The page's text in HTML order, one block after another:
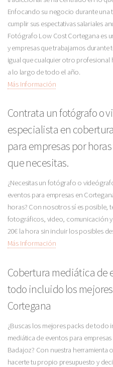
Enfocando su negocio durante
cumplir sus espectativas salariales
Fotógrafo Low Cost Cortegana es
y empresas que trabajamos
igual que cualquier otro
a lo largo de todo el año.
Más Información
Contrata un fotógrafo o
especialista en
para empresas por
que necesitas.
¿Necesitas un fotógrafo o
eventos para empresas en
horas? Con nosotros sí es posible,
fotográficos, video, comunicación
20€ la hora sin incluir los posibles
Más Información
Cobertura mediática de
todo incluido los
Cortegana
¿Buscas los mejores packs de
mediática de eventos para
Badajoz? Con nuestra herramienta
hacerte tu propio presupuesto y